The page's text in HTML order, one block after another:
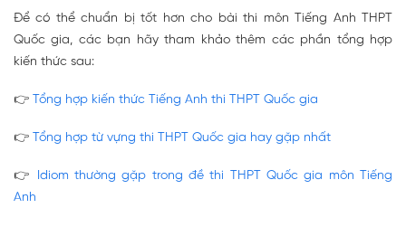
Để có thể chuẩn bị tốt hơn cho bài thi môn Tiếng Anh THPT
Quốc gia, các bạn hãy tham khảo thêm các phần tổng hợp
kiến thức sau:
👉 Tổng hợp kiến thức Tiếng Anh thi THPT Quốc gia
👉 Tổng hợp từ vựng thi THPT Quốc gia hay gặp nhất
👉
Idiom thường gặp trong đề thi THPT Quốc gia môn Tiếng
Anh